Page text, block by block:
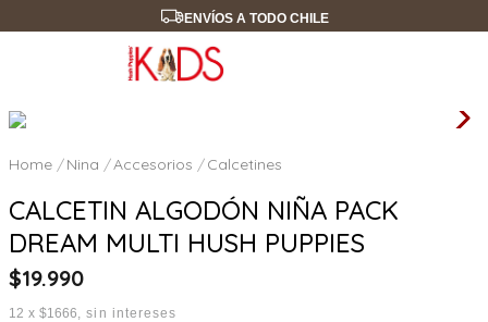
ENVÍOS A TODO CHILE
Nina Accesorios Calcetines
CALCETIN ALGODÓN NIÑA PACK
DREAM MULTI HUSH PUPPIES
$19.990
12 x $1666 sin intereses